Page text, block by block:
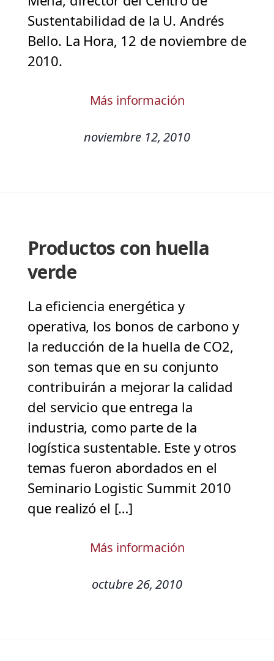
Sustentabilidad de la U. Andrés
Bello. La Hora, 12 de noviembre de
2010.
Más información
noviembre 12, 2010
Productos con huella
verde
La eficiencia energética y
operativa, los bonos de carbono y
la reducción de la huella de CO2,
son temas que en su conjunto
contribuirán a mejorar la calidad
del servicio que entrega la
industria, como parte de la
logística sustentable. Este y otros
temas fueron abordados en el
Seminario Logistic Summit 2010
que realizó el […]
Más información
octubre 26, 2010